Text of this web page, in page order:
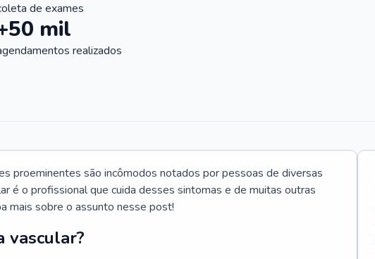
de exames
mil
realizados
proeminentes são incômodos notados por pessoas de diversas
é o profissional que cuida desses sintomas e de muitas outras
mais sobre o assunto nesse post!
vascular?